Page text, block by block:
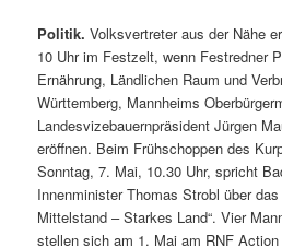
Politik. Volksvertreter aus der Nähe
10 Uhr im Festzelt, wenn Festredner
Ernährung, Ländlichen Raum und
Württemberg, Mannheims
Landesvizebauernpräsident Jürgen
eröffnen. Beim Frühschoppen des
Sonntag, 7. Mai, 10.30 Uhr, spricht
Innenminister Thomas Strobl über
Mittelstand – Starkes Land“. Vier
stellen sich am 1. Mai am RNF